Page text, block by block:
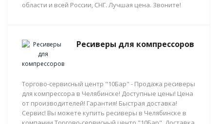
области и всей России, СНГ. Лучшая цена. Звоните!
Ресиверы для компрессоров
Торгово-сервисный центр "10Бар" - Продажа ресиверы
для компрессора в Челябинске! Доступные цены! Цена
от производителей! Гарантия! Быстрая доставка!
Сервис! Вы можете купить ресиверы в Челябинске в